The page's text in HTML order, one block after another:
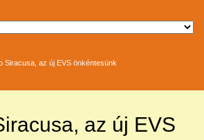
Siracusa, az új EVS önkéntesünk
az új EVS